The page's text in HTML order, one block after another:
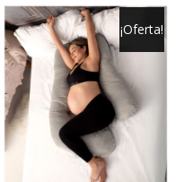
¡Oferta!